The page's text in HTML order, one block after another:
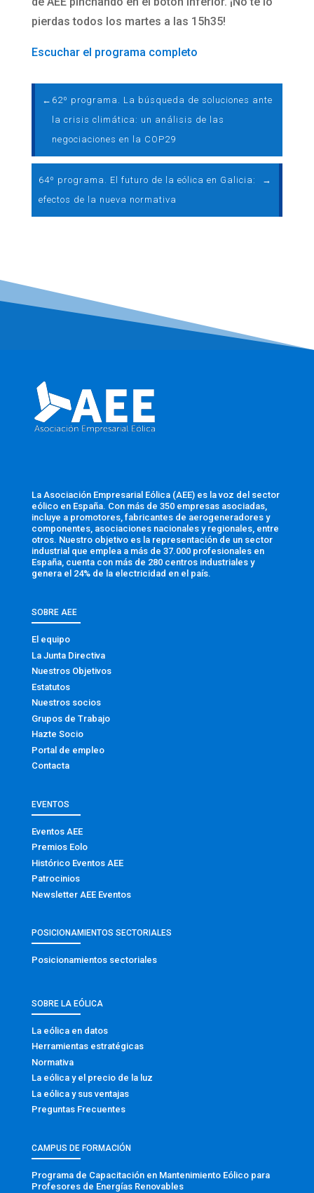
pierdas todos los martes a las 15h35!
Escuchar el programa completo
← 62º programa. La búsqueda de soluciones ante
la crisis climática: un análisis de las
negociaciones en la COP29
64º programa. El futuro de la eólica en Galicia:
efectos de la nueva normativa
→
La Asociación Empresarial Eólica (AEE) es la voz del sector
eólico en España. Con más de 350 empresas asociadas,
incluye a promotores, fabricantes de aerogeneradores y
componentes, asociaciones nacionales y regionales, entre
otros. Nuestro objetivo es la representación de un sector
industrial que emplea a más de 37.000 profesionales en
España, cuenta con más de 280 centros industriales y
genera el 24% de la electricidad en el país.
SOBRE AEE
El equipo
La Junta Directiva
Nuestros Objetivos
Estatutos
Nuestros socios
Grupos de Trabajo
Hazte Socio
Portal de empleo
Contacta
EVENTOS
Eventos AEE
Premios Eolo
Histórico Eventos AEE
Patrocinios
Newsletter AEE Eventos
POSICIONAMIENTOS SECTORIALES
Posicionamientos sectoriales
SOBRE LA EÓLICA
La eólica en datos
Herramientas estratégicas
Normativa
La eólica y el precio de la luz
La eólica y sus ventajas
Preguntas Frecuentes
CAMPUS DE FORMACIÓN
Programa de Capacitación en Mantenimiento Eólico para
Profesores de Energías Renovables